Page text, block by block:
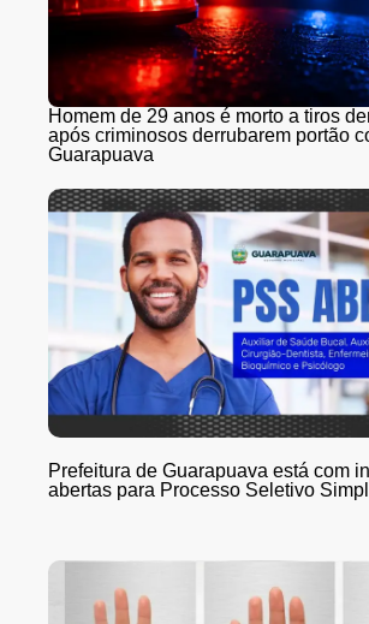
Homem de 29 anos é morto a tiros
após criminosos derrubarem portão
Guarapuava
Prefeitura de Guarapuava está com
abertas para Processo Seletivo